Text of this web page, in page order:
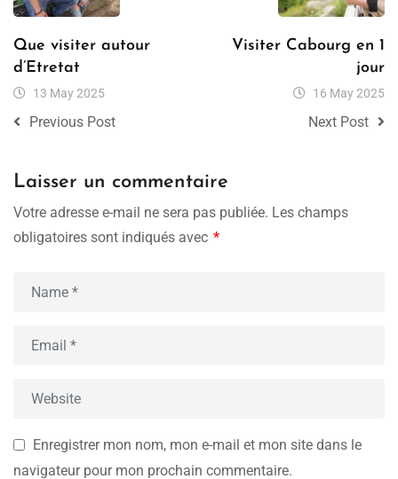
Que visiter autour
d’Etretat
13 May 2025
Previous Post
Visiter Cabourg en 1
jour
16 May 2025
Next Post
Laisser un commentaire
Votre adresse e-mail ne sera pas publiée. Les champs
obligatoires sont indiqués avec *
Enregistrer mon nom, mon e-mail et mon site dans le
navigateur pour mon prochain commentaire.